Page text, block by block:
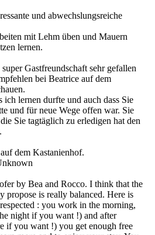
und abwechslungsreiche
mit Lehm üben und Mauern
lernen.
Gastfreundschaft sehr gefallen
bei Beatrice auf dem
lernen durfte und auch dass Sie
und für neue Wege offen war. Sie
Sie tagtäglich zu erledigen hat den
dem Kastanienhof.
by Bea and Rocco. I think that the
propose is really balanced. Here is
: you work in the morning,
night if you want !) and after
if you want !) you get enough free